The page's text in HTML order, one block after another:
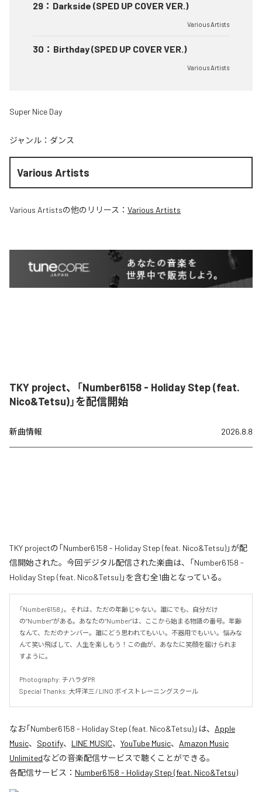
29 ： Darkside (SPED UP COVER VER.)
Various Artists
30 ： Birthday (SPED UP COVER VER.)
Various Artists
Super Nice Day
ジャンル： ダンス
Various Artists
Various Artistsの他のリリース： Various Artists
TKY project、「Number6158 - Holiday Step (feat.
Nico&Tetsu)」を配信開始
新曲情報 2026.8.8
TKY projectの「Number6158 - Holiday Step (feat. Nico&Tetsu)」が配
信開始された。今回デジタル配信された楽曲は、「Number6158 -
Holiday Step (feat. Nico&Tetsu)」を含む全1曲となっている。
「Number6158」。それは、ただの年齢じゃない。誰にでも、自分だけ
の“Number”がある。あなたの“Number”は、ここから始まる物語の番号。年齢
なんて、ただのナンバー。誰にどう思われてもいい。不器用でもいい。悩みな
んて笑い飛ばして、人生を楽しもう！この曲が、あなたに笑顔を届けられま
すように。
Photography: チハラダPR
Special Thanks: 大坪洋三 / LINO ボイストレーニングスクール
なお「Number6158 - Holiday Step (feat. Nico&Tetsu)」は、 Apple
Music、 Spotify、 LINE MUSIC、 YouTube Music、 Amazon Music
Unlimitedなどの音楽配信サービスで聴くことができる。
各配信サービス： Number6158 - Holiday Step (feat. Nico&Tetsu)